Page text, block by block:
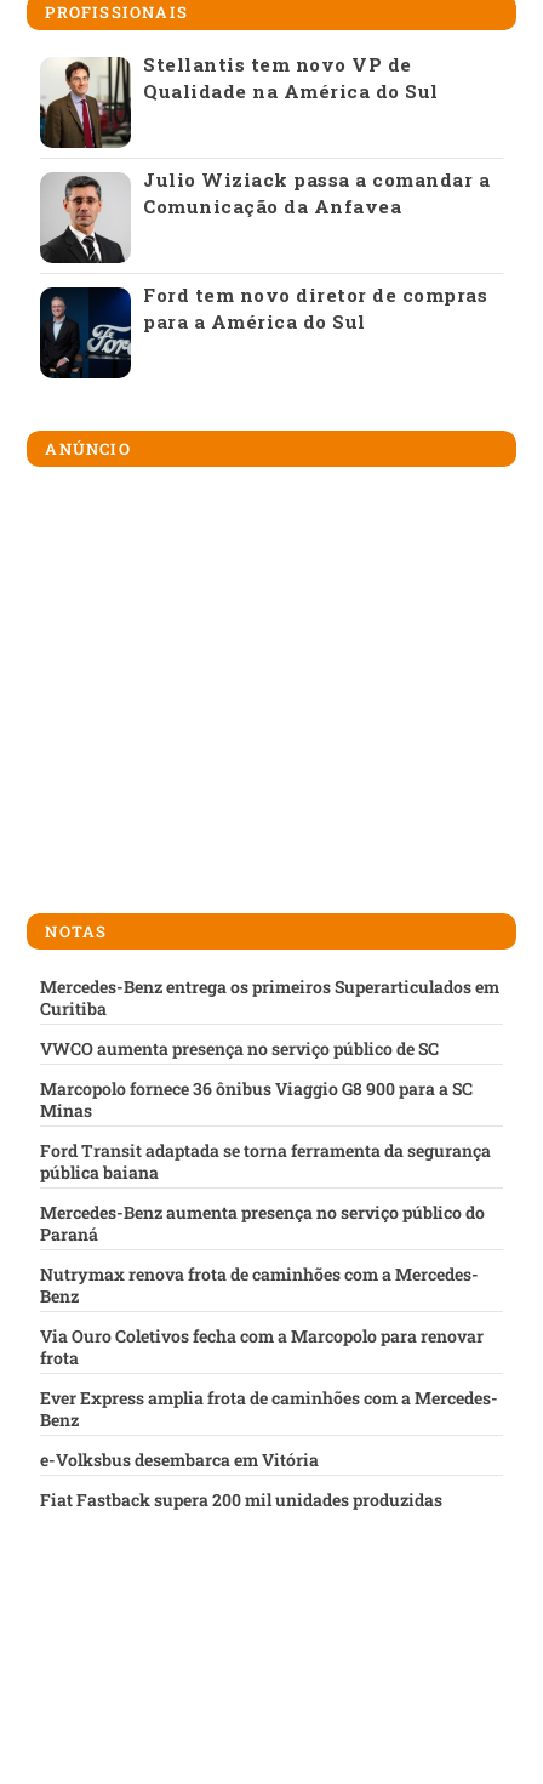
PROFISSIONAIS
Stellantis tem novo VP de
Qualidade na América do Sul
Julio Wiziack passa a comandar a
Comunicação da Anfavea
Ford tem novo diretor de compras
para a América do Sul
ANÚNCIO
NOTAS
Mercedes-Benz entrega os primeiros Superarticulados em
Curitiba
VWCO aumenta presença no serviço público de SC
Marcopolo fornece 36 ônibus Viaggio G8 900 para a SC
Minas
Ford Transit adaptada se torna ferramenta da segurança
pública baiana
Mercedes-Benz aumenta presença no serviço público do
Paraná
Nutrymax renova frota de caminhões com a Mercedes-
Benz
Via Ouro Coletivos fecha com a Marcopolo para renovar
frota
Ever Express amplia frota de caminhões com a Mercedes-
Benz
e-Volksbus desembarca em Vitória
Fiat Fastback supera 200 mil unidades produzidas